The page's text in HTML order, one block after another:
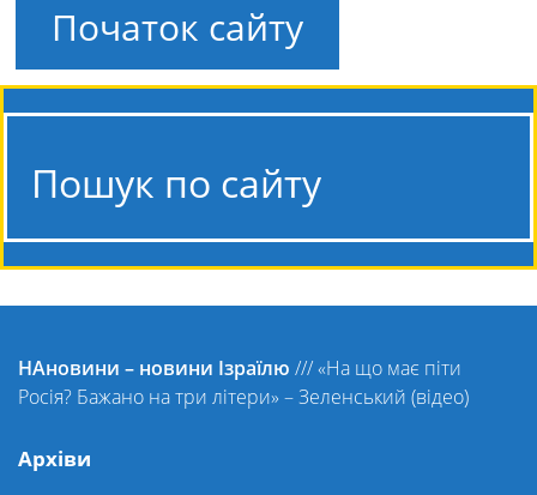
Початок сайту
Пошук по сайту
НАновини – новини Ізраїлю ///«На що має піти
Росія? Бажано на три літери» – Зеленський (відео)
Архіви